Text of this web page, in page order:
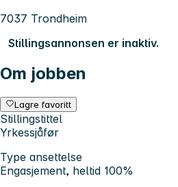
7037 Trondheim
Stillingsannonsen er inaktiv.
Om jobben
Lagre favoritt
Stillingstittel
Yrkessjåfør
Type ansettelse
Engasjement, heltid 100%